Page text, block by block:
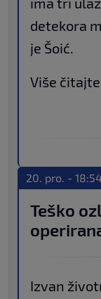
detekora
je Šoić.
Više čitajte
20. pro. - 18:54
Teško
Izvan